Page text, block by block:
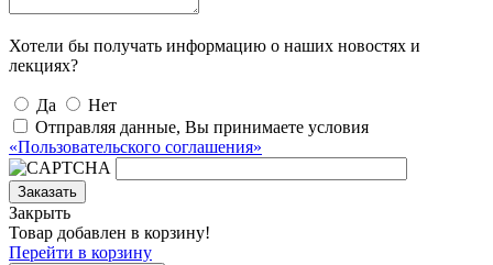
Хотели бы получать информацию о наших новостях и
лекциях?
Да
Нет
Отправляя данные, Вы принимаете условия
«Пользовательского соглашения»
Заказать
Закрыть
Товар добавлен в корзину!
Перейти в корзину